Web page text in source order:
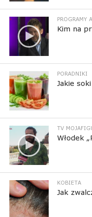
PROGRAMY
Kim na
PORADNIKI
Jakie
TV
Włodek
KOBIETA
Jak